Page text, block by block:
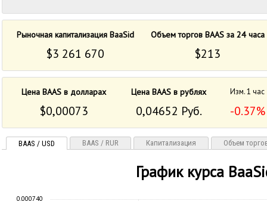
Рыночная капитализация BaaSid Объем торгов BAAS за 24 часа
$3 261 670 $213
Цена BAAS в долларах Цена BAAS в рублях Изм. 1 час
$0,00073 0,04652 Руб. -0.37%
BAAS / USD BAAS / RUR Капитализация Объем
График курса
0.000740